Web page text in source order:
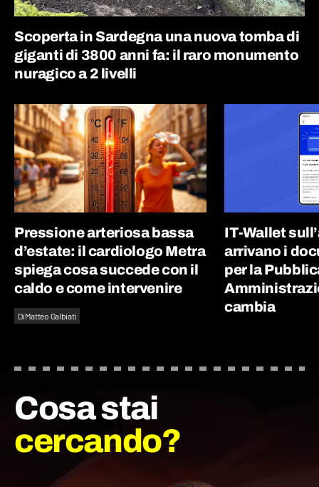
Scoperta in Sardegna una nuova tomba di
giganti di 3800 anni fa: il raro monumento
nuragico a 2 livelli
Pressione arteriosa bassa
d’estate: il cardiologo Metra
spiega cosa succede con il
caldo e come intervenire
DiMatteo Galbiati
IT-Wallet
arrivano i
per la
cambia
Cosa stai
cercando?